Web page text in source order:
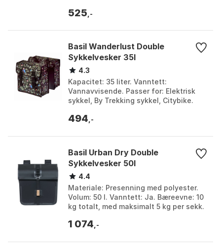
525 ,-
Basil Wanderlust Double
Sykkelvesker 35l
4.3
Kapacitet: 35 liter. Vanntett:
Vannavvisende. Passer for: Elektrisk
sykkel, By Trekking sykkel, Citybike.
Farge: Black ...
494 ,-
Basil Urban Dry Double
Sykkelvesker 50l
4.4
Materiale: Presenning med polyester.
Volum: 50 l. Vanntett: Ja. Bæreevne: 10
kg totalt, med maksimalt 5 kg per sekk.
1 074 ,-